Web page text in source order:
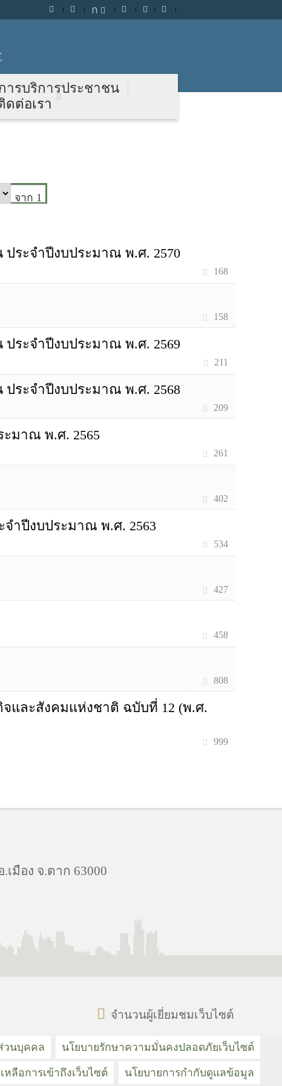
ก
ารบริการประชาชน
ดต่อเรา
จาก 1
ระจำปีงบประมาณ พ.ศ. 2570
168
158
ระจำปีงบประมาณ พ.ศ. 2569
211
ระจำปีงบประมาณ พ.ศ. 2568
209
มาณ พ.ศ. 2565
261
402
ำปีงบประมาณ พ.ศ. 2563
534
427
458
808
และสังคมแห่งชาติ ฉบับที่ 12 (พ.ศ.
999
มือง จ.ตาก 63000
จำนวนผู้เยี่ยมชมเว็บไซต์
วนบุคคล นโยบายรักษาความมั่นคงปลอดภัยเว็บไซต์
หลือการเข้าถึงเว็บไซต์ นโยบายการกำกับดูแลข้อมูล